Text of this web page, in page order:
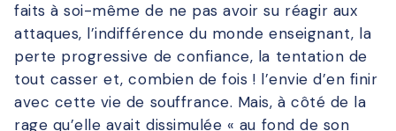
faits à soi-même de ne pas avoir su réagir aux
attaques, l’indifférence du monde enseignant, la
perte progressive de confiance, la tentation de
tout casser et, combien de fois ! l’envie d’en finir
avec cette vie de souffrance. Mais, à côté de la
rage qu’elle avait dissimulée « au fond de son